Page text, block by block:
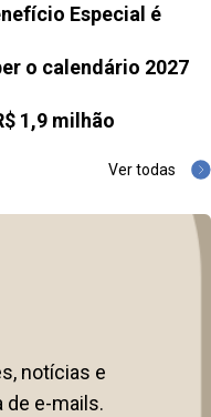
Especial é
o calendário 2027
1,9 milhão
Ver todas
notícias e
de e-mails.